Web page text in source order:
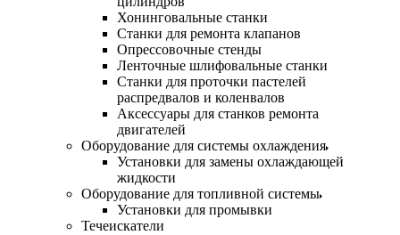
Хонинговальные станки
Станки для ремонта клапанов
Опрессовочные стенды
Ленточные шлифовальные станки
Станки для проточки пастелей
распредвалов и коленвалов
Аксессуары для станков ремонта
двигателей
Оборудование для системы охлаждения
Установки для замены охлаждающей
жидкости
Оборудование для топливной системы
Установки для промывки
Течеискатели